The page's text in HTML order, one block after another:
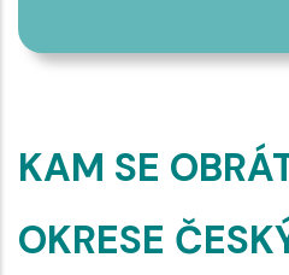
KAM SE
OKRESE